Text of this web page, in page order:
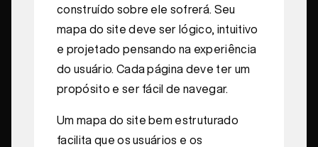
construído sobre ele sofrerá. Seu
mapa do site deve ser lógico, intuitivo
e projetado pensando na experiência
do usuário. Cada página deve ter um
propósito e ser fácil de navegar.
Um mapa do site bem estruturado
facilita que os usuários e os